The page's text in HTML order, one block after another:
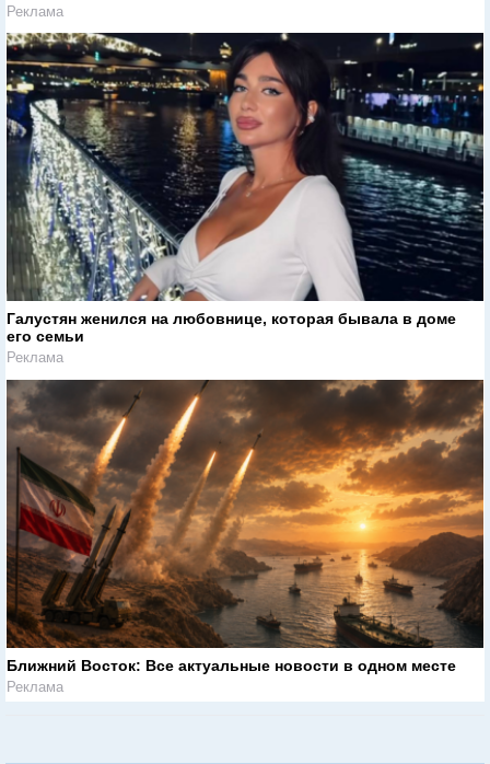
Реклама
Галустян женился на любовнице, которая бывала в доме
его семьи
Реклама
Ближний Восток: Все актуальные новости в одном месте
Реклама